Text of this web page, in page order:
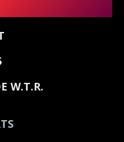
W.T.R.